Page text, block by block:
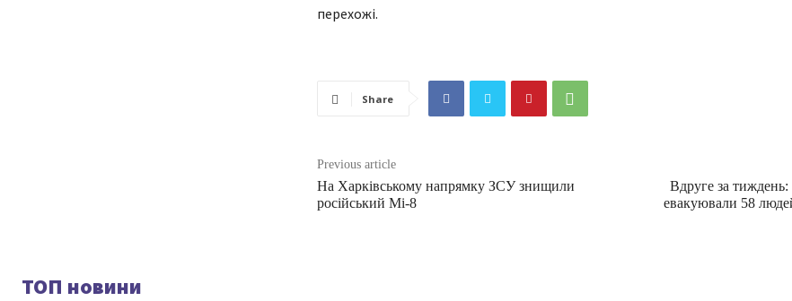
перехожі.
Share
Previous article
На Харківському напрямку ЗСУ знищили
російський Мі-8
Вдруге за
евакуювали 58
ТОП новини